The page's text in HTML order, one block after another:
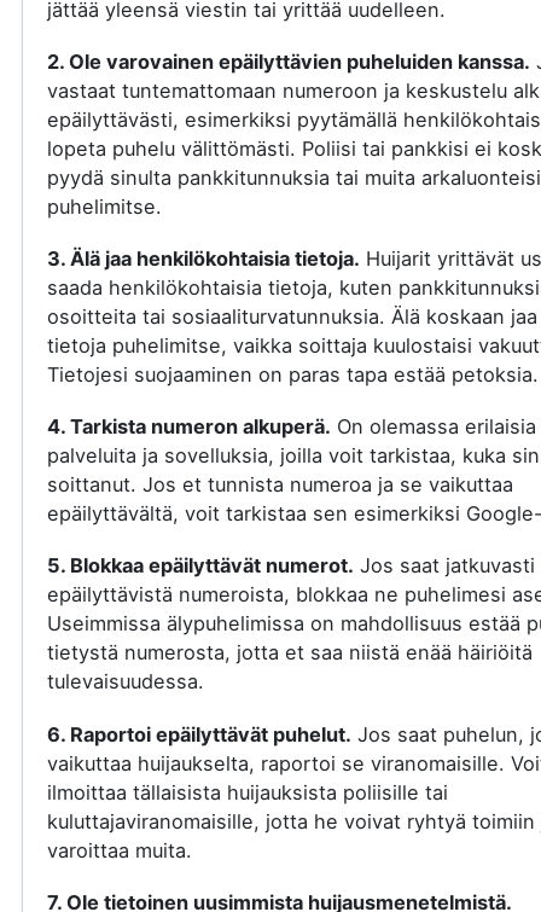
jättää yleensä viestin tai yrittää uudelleen.
2. Ole varovainen epäilyttävien puheluiden kanssa.
vastaat tuntemattomaan numeroon ja keskustelu
epäilyttävästi, esimerkiksi pyytämällä
lopeta puhelu välittömästi. Poliisi tai pankkisi ei
pyydä sinulta pankkitunnuksia tai muita
puhelimitse.
3. Älä jaa henkilökohtaisia tietoja. Huijarit yrittävät
saada henkilökohtaisia tietoja, kuten
osoitteita tai sosiaaliturvatunnuksia. Älä koskaan
tietoja puhelimitse, vaikka soittaja kuulostaisi
Tietojesi suojaaminen on paras tapa estää petoksia.
4. Tarkista numeron alkuperä. On olemassa erilaisia
palveluita ja sovelluksia, joilla voit tarkistaa, kuka
soittanut. Jos et tunnista numeroa ja se vaikuttaa
epäilyttävältä, voit tarkistaa sen esimerkiksi
5. Blokkaa epäilyttävät numerot. Jos saat jatkuvasti
epäilyttävistä numeroista, blokkaa ne puhelimesi
Useimmissa älypuhelimissa on mahdollisuus estää
tietystä numerosta, jotta et saa niistä enää häiriöitä
tulevaisuudessa.
6. Raportoi epäilyttävät puhelut. Jos saat puhelun,
vaikuttaa huijaukselta, raportoi se viranomaisille.
ilmoittaa tällaisista huijauksista poliisille tai
kuluttajaviranomaisille, jotta he voivat ryhtyä toimiin
varoittaa muita.
7. Ole tietoinen uusimmista huijausmenetelmistä.